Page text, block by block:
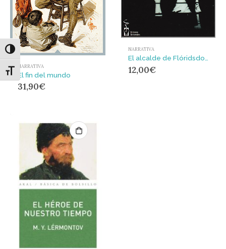
Alternar alto contraste
Alternar tamaño de letra
NARRATIVA
El fin del mundo
31,90€
NARRATIVA
12,00€